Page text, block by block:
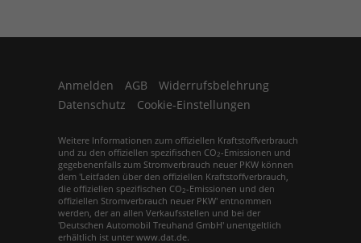
Anmelden AGB
Widerrufsbelehrung
Datenschutz
Cookie-Einstellungen
Weitere Informationen zum offiziellen Kraftstoffverbrauch
und zu den offiziellen spezifischen CO2-Emissionen und
gegebenenfalls zum Stromverbrauch neuer PKW können
dem 'Leitfaden über den offiziellen Kraftstoffverbrauch,
die offiziellen spezifischen CO2-Emissionen und den
offiziellen Stromverbrauch neuer PKW' entnommen
werden, der an allen Verkaufsstellen und bei der
'Deutschen Automobil Treuhand GmbH' unentgeltlich
erhältlich ist unter www.dat.de.